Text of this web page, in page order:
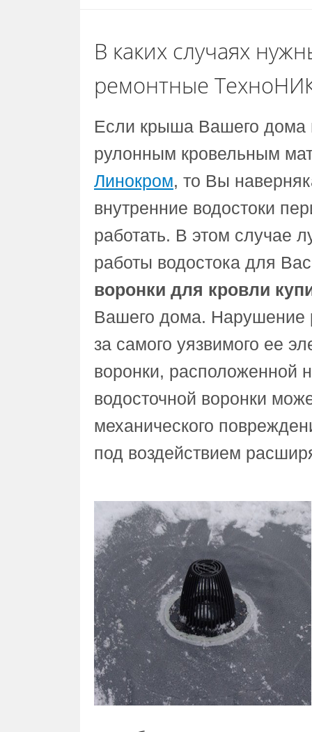
В каких случаях
ремонтные
Если крыша Вашего дома
рулонным кровельным
Линокром, то Вы
внутренние водостоки
работать. В этом случае
работы водостока для
воронки для кровли
Вашего дома. Нарушение
за самого уязвимого ее
воронки, расположенной
водосточной воронки
механического
под воздействием